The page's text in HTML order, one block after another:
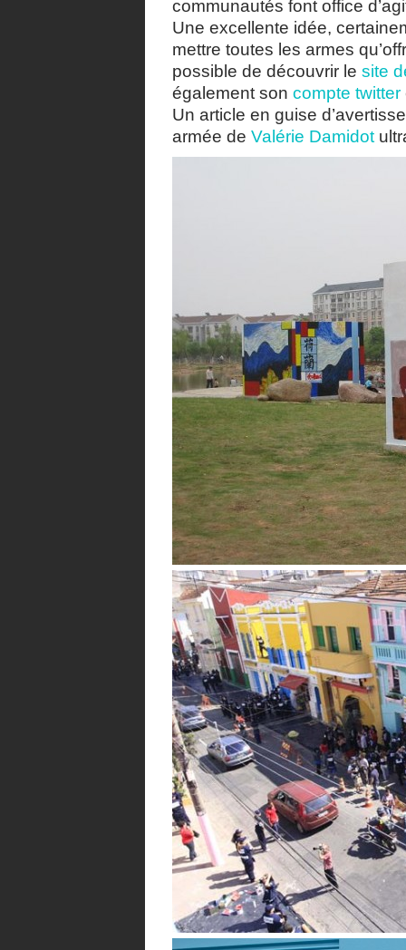
communautés font office
Une excellente idée,
mettre toutes les armes
possible de découvrir le site
également son compte twitter
Un article en guise
armée de Valérie Damidot